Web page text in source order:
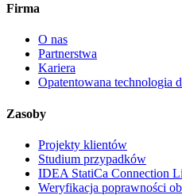
Firma
O nas
Partnerstwa
Kariera
Opatentowana technologia
Zasoby
Projekty klientów
Studium przypadków
IDEA StatiCa Connection
Weryfikacja poprawności